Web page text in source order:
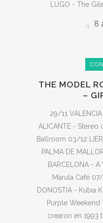
LUGO - The
8
THE MODEL
–
29/11
ALICANTE - Stereo
Ballroom 03/12
PALMA DE
BARCELONA -
Marula Café
DONOSTIA - Kutxa
Purple
crearon en 1993